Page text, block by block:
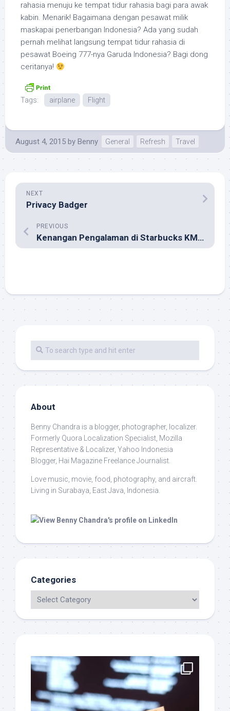
rahasia menuju ke tempat tidur rahasia bagi para awak
kabin. Menarik! Bagaimana dengan pesawat milik
maskapai penerbangan Indonesia? Ada yang sudah
pernah melihat langsung tempat tidur rahasia di
pesawat Boeing 777-nya Garuda Indonesia? Bagi dong
ceritanya!
Tags: airplane Flight
August 4, 2015 by Benny General Refresh Travel
NEXT
Privacy Badger
PREVIOUS
Kenangan Pengalaman di Starbucks KM 26
About
Benny Chandra is a blogger, photographer, localizer.
Formerly Quora Localization Specialist, Mozilla
Representative & Localizer, Yahoo Indonesia
Blogger, Hai Magazine Freelance Journalist.
Love music, movie, food, photography, and aircraft.
Living in Surabaya, East Java, Indonesia.
Categories